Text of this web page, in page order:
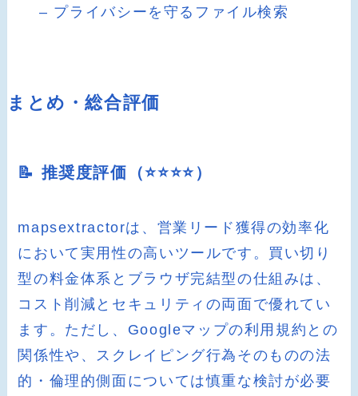
– プライバシーを守るファイル検索
まとめ・総合評価
📝 推奨度評価（⭐️⭐️⭐️⭐️）
mapsextractorは、営業リード獲得の効率化
において実用性の高いツールです。買い切り
型の料金体系とブラウザ完結型の仕組みは、
コスト削減とセキュリティの両面で優れてい
ます。ただし、Googleマップの利用規約との
関係性や、スクレイピング行為そのものの法
的・倫理的側面については慎重な検討が必要